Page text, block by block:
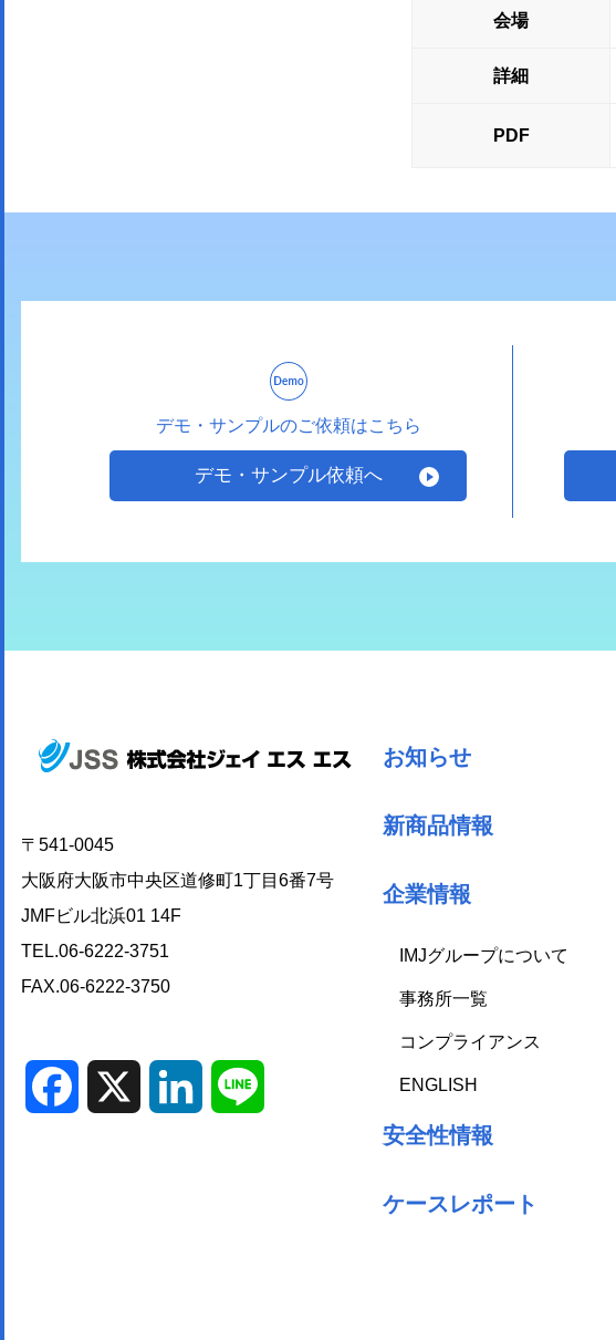
会場
詳細
PDF
デモ・サンプルのご依頼はこちら
デモ・サンプル依頼へ
〒541-0045
大阪府大阪市中央区道修町1丁目6番7号
JMFビル北浜01 14F
TEL.06-6222-3751
FAX.06-6222-3750
Facebook LinkedIn
お知らせ
新商品情報
企業情報
IMJグループについて
事務所一覧
コンプライアンス
ENGLISH
安全性情報
ケースレポート